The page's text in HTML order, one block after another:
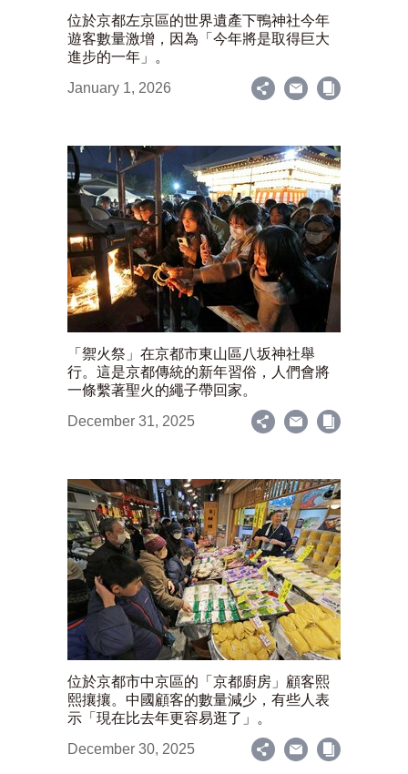
位於京都左京區的世界遺產下鴨神社今年
遊客數量激增，因為「今年將是取得巨大
進步的一年」。
January 1, 2026
「禦火祭」在京都市東山區八坂神社舉
行。這是京都傳統的新年習俗，人們會將
一條繫著聖火的繩子帶回家。
December 31, 2025
位於京都市中京區的「京都廚房」顧客熙
熙攘攘。中國顧客的數量減少，有些人表
示「現在比去年更容易逛了」。
December 30, 2025